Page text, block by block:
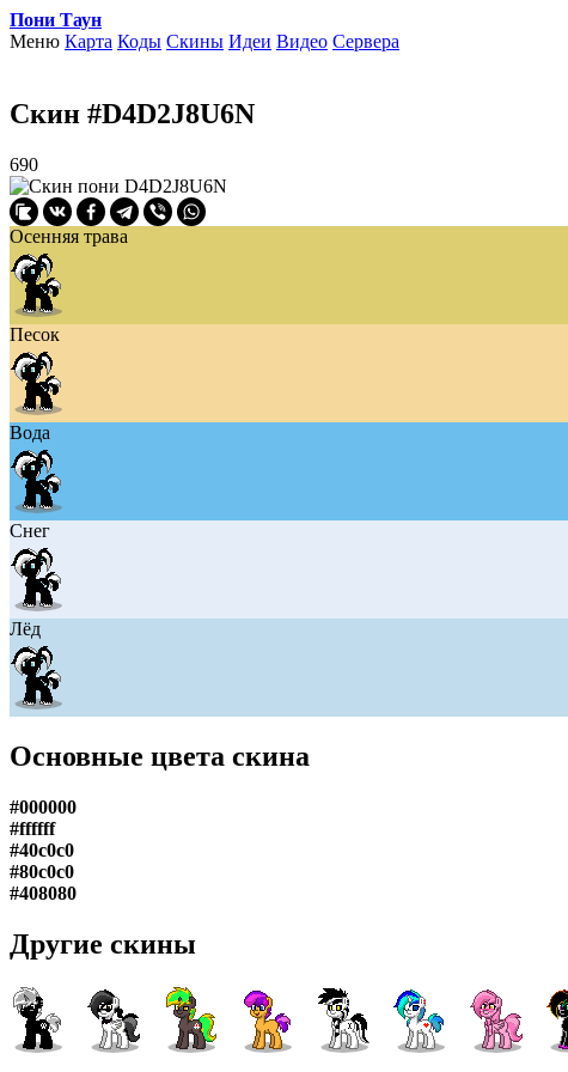
Пони Таун
Меню Карта Коды Скины Идеи Видео Сервера
Скин #D4D2J8U6N
690
Осенняя трава
Песок
Вода
Снег
Лёд
Основные цвета скина
#000000
#ffffff
#40c0c0
#80c0c0
#408080
Другие скины